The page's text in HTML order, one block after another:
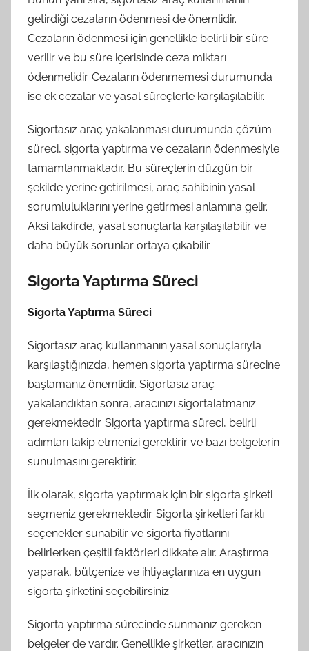
getirdiği cezaların ödenmesi de önemlidir.
Cezaların ödenmesi için genellikle belirli bir süre
verilir ve bu süre içerisinde ceza miktarı
ödenmelidir. Cezaların ödenmemesi durumunda
ise ek cezalar ve yasal süreçlerle karşılaşılabilir.
Sigortasız araç yakalanması durumunda çözüm
süreci, sigorta yaptırma ve cezaların ödenmesiyle
tamamlanmaktadır. Bu süreçlerin düzgün bir
şekilde yerine getirilmesi, araç sahibinin yasal
sorumluluklarını yerine getirmesi anlamına gelir.
Aksi takdirde, yasal sonuçlarla karşılaşılabilir ve
daha büyük sorunlar ortaya çıkabilir.
Sigorta Yaptırma Süreci
Sigorta Yaptırma Süreci
Sigortasız araç kullanmanın yasal sonuçlarıyla
karşılaştığınızda, hemen sigorta yaptırma sürecine
başlamanız önemlidir. Sigortasız araç
yakalandıktan sonra, aracınızı sigortalatmanız
gerekmektedir. Sigorta yaptırma süreci, belirli
adımları takip etmenizi gerektirir ve bazı belgelerin
sunulmasını gerektirir.
İlk olarak, sigorta yaptırmak için bir sigorta şirketi
seçmeniz gerekmektedir. Sigorta şirketleri farklı
seçenekler sunabilir ve sigorta fiyatlarını
belirlerken çeşitli faktörleri dikkate alır. Araştırma
yaparak, bütçenize ve ihtiyaçlarınıza en uygun
sigorta şirketini seçebilirsiniz.
Sigorta yaptırma sürecinde sunmanız gereken
belgeler de vardır. Genellikle şirketler, aracınızın